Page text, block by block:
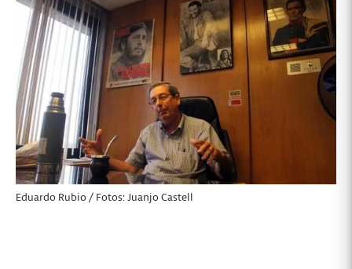
Eduardo Rubio / Fotos: Juanjo Castell